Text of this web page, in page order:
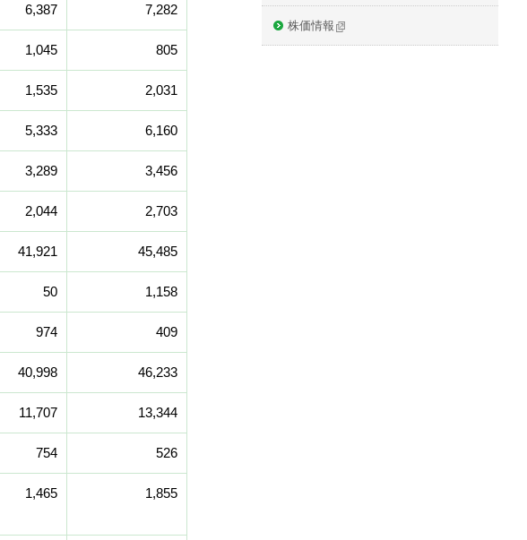
6,387 7,282
1,045 805
1,535 2,031
5,333 6,160
3,289 3,456
2,044 2,703
41,921 45,485
50 1,158
974 409
40,998 46,233
11,707 13,344
754 526
1,465 1,855
株価情報